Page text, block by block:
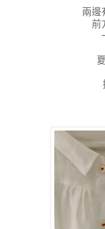
兩邊
前